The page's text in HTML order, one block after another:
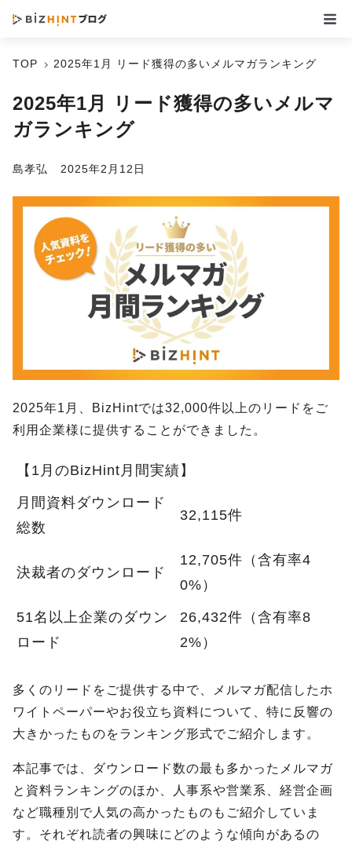
TOP 2025年1月 リード獲得の多いメルマガランキング
2025年1月 リード獲得の多いメルマ
ガランキング
島孝弘 2025年2月12日
2025年1月、BizHintでは32,000件以上のリードをご
利用企業様に提供することができました。
【1月のBizHint月間実績】
月間資料ダウンロード
総数
32,115件
決裁者のダウンロード
12,705件（含有率4
0%）
51名以上企業のダウン
ロード
26,432件（含有率8
2%）
多くのリードをご提供する中で、メルマガ配信したホ
ワイトペーパーやお役立ち資料について、特に反響の
大きかったものをランキング形式でご紹介します。
本記事では、ダウンロード数の最も多かったメルマガ
と資料ランキングのほか、人事系や営業系、経営企画
など職種別で人気の高かったものもご紹介していま
す。それぞれ読者の興味にどのような傾向があるの